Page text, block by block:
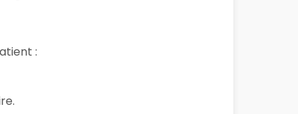
: